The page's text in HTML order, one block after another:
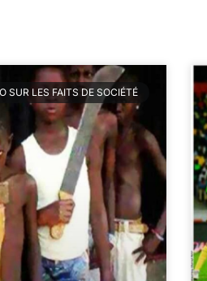
SUR LES FAITS DE SOCIÉTÉ